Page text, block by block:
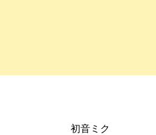
初音ミク